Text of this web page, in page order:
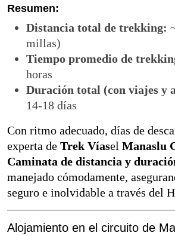
Resumen:
Distancia total de trekking:
millas)
Tiempo promedio de
horas
Duración total (con viajes y
14-18 días
Con ritmo adecuado, días de
experta de Trek Víasel Manaslu
Caminata de distancia y
manejado cómodamente,
seguro e inolvidable a través del
Alojamiento en el circuito de